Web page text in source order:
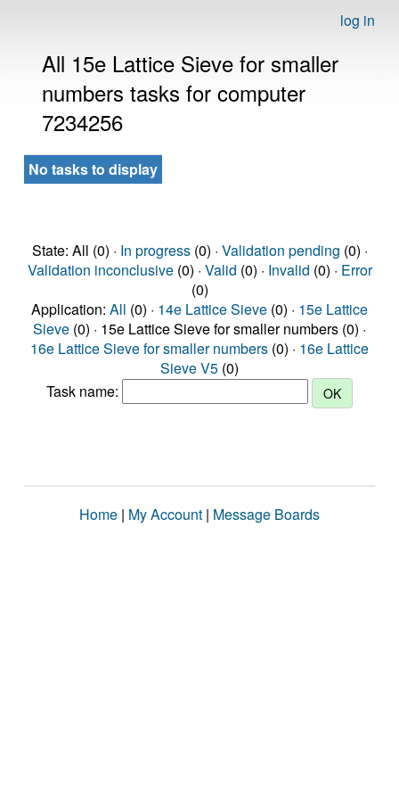
log in
All 15e Lattice Sieve for smaller
numbers tasks for computer
7234256
No tasks to display
State: All (0) · In progress(0) · Validation pending (0) ·
Validation inconclusive(0) · Valid (0) · Invalid (0) · Error
(0)
Application: All (0) · 14e Lattice Sieve (0) · 15e Lattice
Sieve (0) · 15e Lattice Sieve for smaller numbers (0) ·
16e Lattice Sieve for smaller numbers (0) · 16e Lattice
Sieve V5 (0)
Task name:
Home | My Account | Message Boards